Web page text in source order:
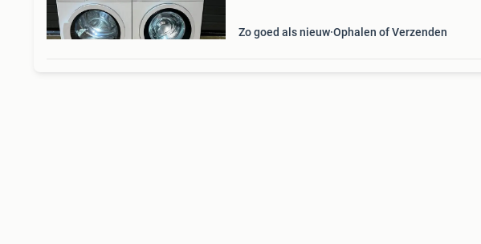
Zo goed als nieuw Ophalen of Verzenden